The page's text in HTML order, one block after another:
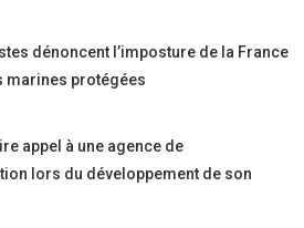
dénoncent l’imposture de la France
marines protégées
appel à une agence de
lors du développement de son